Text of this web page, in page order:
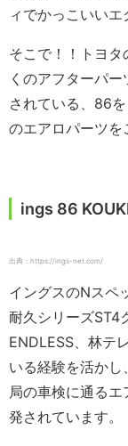
ィでかっこいい
そこで！！トヨタ
くのアフターパ
されている、86
のエアロパーツを
ings 86
出典：https://ings-net.com/
イングスのNスペ
耐久シリーズST4
ENDLESS、林テ
いる経験を活か
局の車検に通る
発されています。